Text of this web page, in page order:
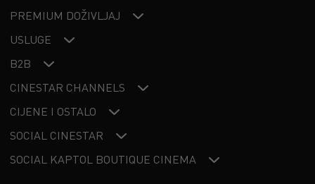
PREMIUM DOŽIVLJAJ
USLUGE
B2B
CINESTAR CHANNELS
CIJENE I OSTALO
SOCIAL CINESTAR
SOCIAL KAPTOL BOUTIQUE CINEMA